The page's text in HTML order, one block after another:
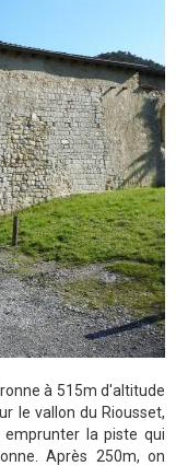
à 515m d'altitude
le vallon du Riousset,
la piste qui
Après 250m, on